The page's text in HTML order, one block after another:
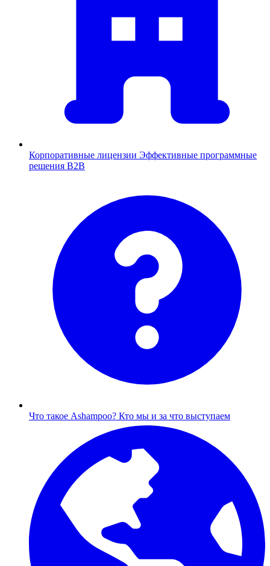
Корпоративные лицензии Эффективные программные
решения B2B
Что такое Ashampoo? Кто мы и за что выступаем